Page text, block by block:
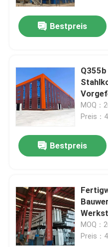
Zu Hause
Über uns
Werksbesichtigung
Qualitätskontrolle
Kontakt mit uns
Neuigkeiten
Bestpreis
Q355b
MOQ：
Preis：
Bestpreis
MOQ：
Preis：